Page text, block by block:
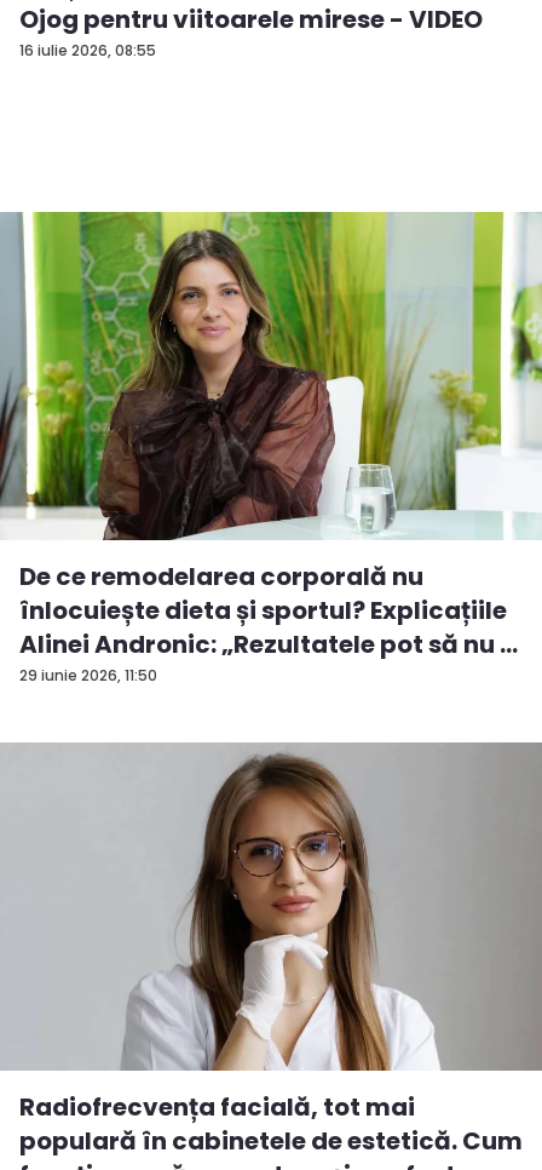
16 iulie 2026, 08:55
Ojog pentru viitoarele mirese - VIDEO
29 iunie 2026, 11:50
De ce remodelarea corporală nu
înlocuiește dieta și sportul? Explicațiile
Alinei Andronic: „Rezultatele pot să nu ...
Radiofrecvența facială, tot mai
populară în cabinetele de estetică. Cum